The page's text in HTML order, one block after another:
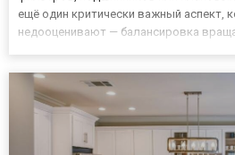
ещё один критически важный аспект,
недооценивают — балансировка
Именно на этом специализируется О...